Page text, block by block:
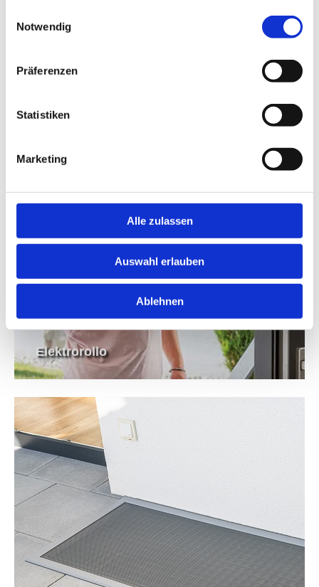
Notwendig
Präferenzen
Statistiken
Marketing
Alle zulassen
Auswahl erlauben
Ablehnen
Elektrorollo